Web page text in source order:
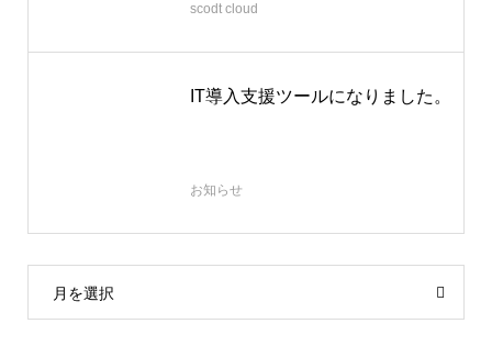
scodt cloud
IT導入支援ツールになりました。
お知らせ
月を選択